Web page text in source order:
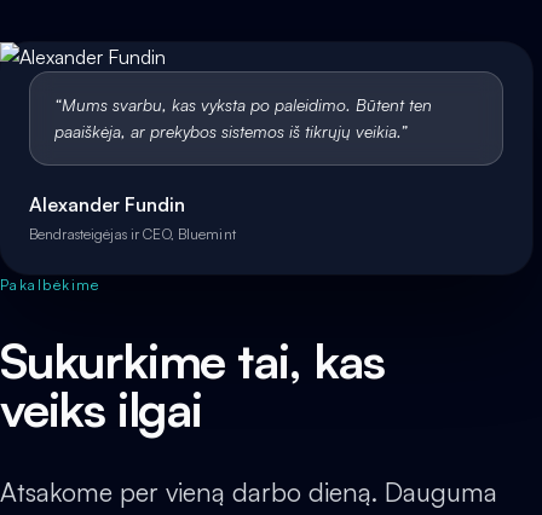
“Mums svarbu, kas vyksta po paleidimo. Būtent ten
paaiškėja, ar prekybos sistemos iš tikrųjų veikia.”
Alexander Fundin
Bendrasteigėjas ir CEO, Bluemint
Pakalbėkime
Sukurkime tai, kas
veiks ilgai
Atsakome per vieną darbo dieną. Dauguma